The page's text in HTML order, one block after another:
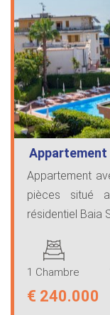
Appartement
Appartement
pièces situé
résidentiel Baia
1 Chambre
€ 240.000